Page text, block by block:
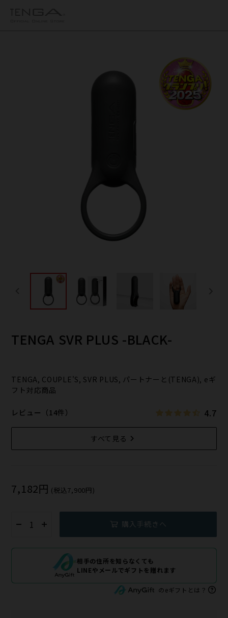
TENGA SVR PLUS -BLACK-
TENGA, COUPLE'S, SVR PLUS, パートナーと(TENGA), eギ
フト対応商品
レビュー（14件） 4.7
すべて見る
7,182円 (税込7,900円)
購入手続きへ
相手の住所を知らなくても
LINEやメールでギフトを贈れます
のeギフトとは？